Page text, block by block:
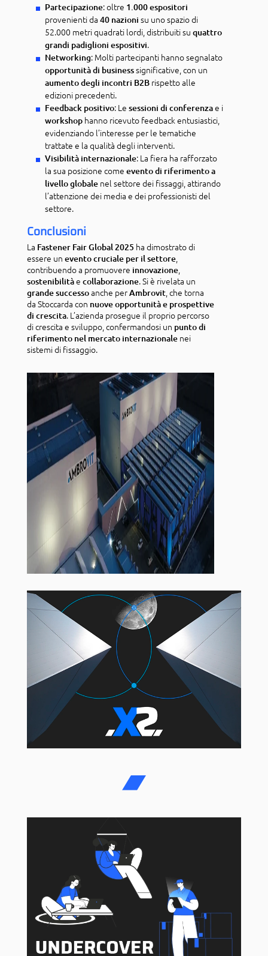
Partecipazione: oltre 1.000 espositori
provenienti da 40 nazioni su uno spazio di
52.000 metri quadrati lordi, distribuiti su quattro
grandi padiglioni espositivi.
Networking: Molti partecipanti hanno segnalato
opportunità di businesssignificative, con un
aumento degli incontri B2Brispetto alle
edizioni precedenti.
Feedback positivo: Le sessioni di conferenzae i
workshophanno ricevuto feedback entusiastici,
evidenziando l’interesse per le tematiche
trattate e la qualità degli interventi.
Visibilità internazionale: La fiera ha rafforzato
la sua posizione come evento di riferimento a
livello globale nel settore dei fissaggi, attirando
l’attenzione dei media e dei professionisti del
settore.
Conclusioni
La Fastener Fair Global 2025 ha dimostrato di
essere un evento cruciale per il settore,
contribuendo a promuovere innovazione,
sostenibilitàe collaborazione. Si è rivelata un
grande successoanche perAmbrovit, che torna
da Stoccarda con nuove opportunità e prospettive
di crescita. L’azienda prosegue il proprio percorso
di crescita e sviluppo, confermandosi un punto di
riferimento nel mercato internazionalenei
sistemi di fissaggio.